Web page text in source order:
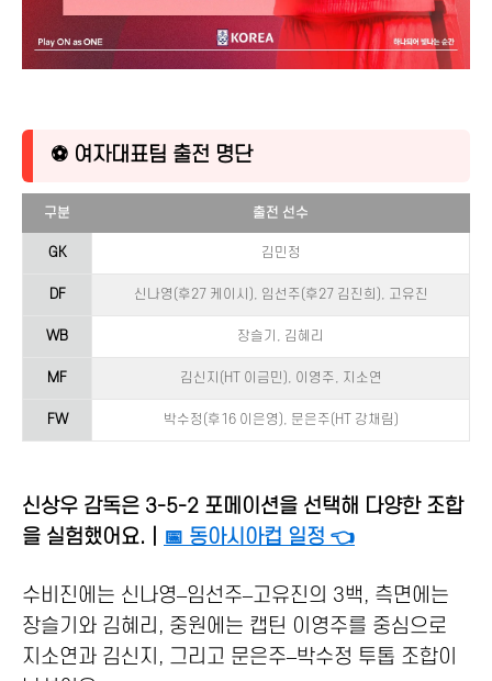
⚽ 여자대표팀 출전 명단
구분 출전 선수
GK 김민정
DF 신나영(후27 케이시), 임선주(후27 김진희), 고유진
WB 장슬기, 김혜리
MF 김신지(HT 이금민), 이영주, 지소연
FW 박수정(후16 이은영), 문은주(HT 강채림)
신상우 감독은 3-5-2 포메이션을 선택해 다양한 조합
을 실험했어요.｜ 📅 동아시아컵 일정 👈
수비진에는 신나영–임선주–고유진의 3백, 측면에는
장슬기와 김혜리, 중원에는 캡틴 이영주를 중심으로
지소연과 김신지, 그리고 문은주–박수정 투톱 조합이